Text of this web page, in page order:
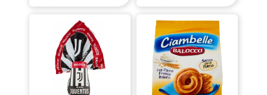
22/07/2021
—Marco B.
Tutto perfetto
Tutto perfetto, spedizione veloce, imballaggio ineccepibile, servizio
assistenza molto cortese.